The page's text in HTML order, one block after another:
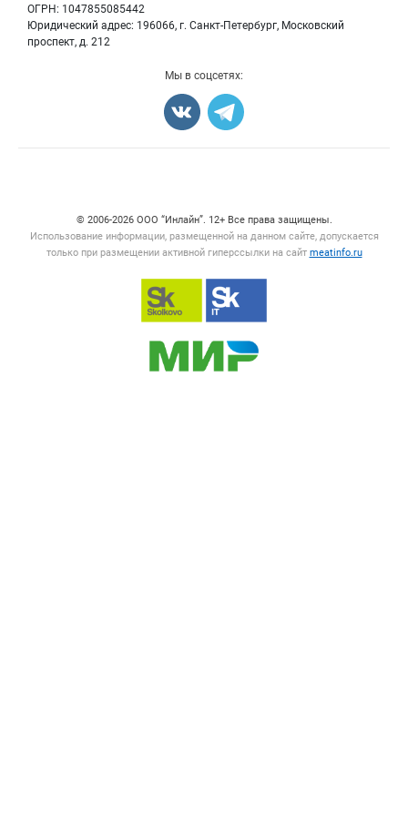
ОГРН: 1047855085442
Юридический адрес: 196066, г. Санкт-Петербург, Московский
проспект, д. 212
Вакансии
Мы в соцсетях:
© 2006‑2026 ООО “Инлайн”. 12+ Все права защищены.
Использование информации, размещенной на данном сайте, допускается
только при размещении активной гиперссылки на сайт meatinfo.ru